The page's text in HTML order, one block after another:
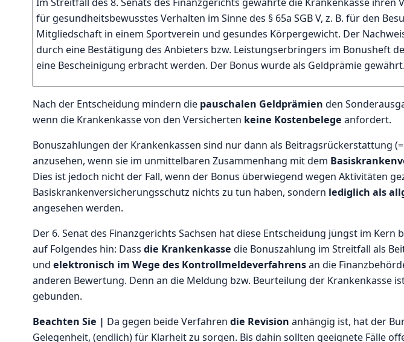
für gesundheitsbewusstes Verhalten im Sinne des § 65a SGB V, z. B. für den
Mitgliedschaft in einem Sportverein und gesundes Körpergewicht. Der
durch eine Bestätigung des Anbieters bzw. Leistungserbringers im Bonusheft
eine Bescheinigung erbracht werden. Der Bonus wurde als Geldprämie gewährt.
Nach der Entscheidung mindern die pauschalen Geldprämien den
wenn die Krankenkasse von den Versicherten keine Kostenbelege anfordert.
Bonuszahlungen der Krankenkassen sind nur dann als Beitragsrückerstattung
anzusehen, wenn sie im unmittelbaren Zusammenhang mit dem
Dies ist jedoch nicht der Fall, wenn der Bonus überwiegend wegen Aktivitäten
Basiskrankenversicherungsschutz nichts zu tun haben, sondern lediglich als
angesehen werden.
Der 6. Senat des Finanzgerichts Sachsen hat diese Entscheidung jüngst im Kern
auf Folgendes hin: Dass die Krankenkasse die Bonuszahlung im Streitfall als
und elektronisch im Wege des Kontrollmeldeverfahrensan die
anderen Bewertung. Denn an die Meldung bzw. Beurteilung der Krankenkasse
gebunden.
Beachten Sie | Da gegen beide Verfahren die Revision anhängig ist, hat der
Gelegenheit, (endlich) für Klarheit zu sorgen. Bis dahin sollten geeignete Fälle